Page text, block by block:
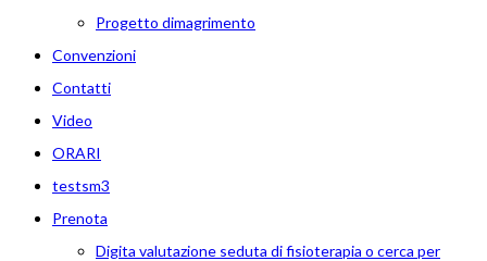
Progetto dimagrimento
Convenzioni
Contatti
Video
ORARI
testsm3
Prenota
Digita valutazione seduta di fisioterapia o cerca per